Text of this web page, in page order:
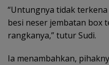
“Untungnya tidak
besi neser jembatan box
rangkanya,” tutur Sudi.
Ia menambahkan,